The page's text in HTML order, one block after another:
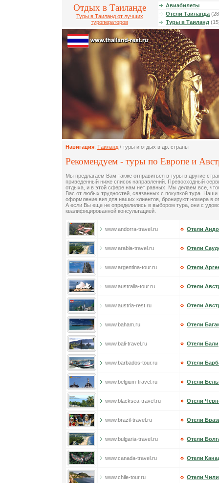
Отдых в Таиланде
Туры в Таиланд от лучших
туроператоров
Авиабилеты
Отели Таиланда
Туры в Таиланд
Навигация: Таиланд / туры и отдых в др. страны
Рекомендуем - туры по Европе и
Мы предлагаем Вам также отправиться в туры в другие
приведенный ниже список направлений. Превосходный
отдыха, и в этой сфере нам нет равных. Мы делаем все,
Вас от любых трудностей, связанных с покупкой тура.
оформление виз для наших клиентов, бронируют номера в
А если Вы еще не определились в выбором тура, они с
квалифицированной консультацией.
www.andorra-travel.ru Отели
www.arabia-travel.ru Отели
www.argentina-tour.ru Отели
www.australia-tour.ru Отели
www.austria-rest.ru Отели
www.baham.ru Отели
www.bali-travel.ru Отели Бали
www.barbados-tour.ru Отели
www.belgium-travel.ru Отели
www.blacksea-travel.ru Отели
www.brazil-travel.ru Отели
www.bulgaria-travel.ru Отели
www.canada-travel.ru Отели
www.chile-tour.ru Отели Чили